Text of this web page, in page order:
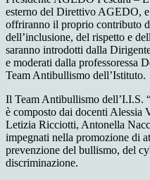
esterno del Direttivo AGEDO,
offriranno il proprio contributo
dell’inclusione, del rispetto e
saranno introdotti dalla
e moderati dalla professoressa
Team Antibullismo dell’Istituto.
Il Team Antibullismo dell’I.I.S.
è composto dai docenti
Letizia Ricciotti, Antonella
impegnati nella promozione di
prevenzione del bullismo, del
discriminazione.